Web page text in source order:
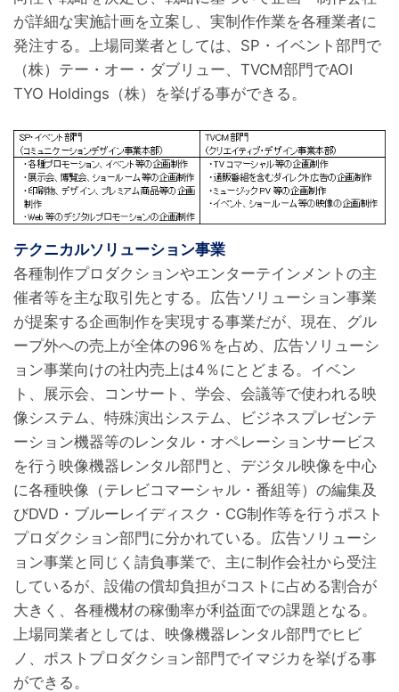
が詳細な実施計画を立案し、実制作作業を各種業者に
発注する。上場同業者としては、SP・イベント部門で
（株）テー・オー・ダブリュー、TVCM部門でAOI
TYO Holdings（株）を挙げる事ができる。
テクニカルソリューション事業
各種制作プロダクションやエンターテインメントの主
催者等を主な取引先とする。広告ソリューション事業
が提案する企画制作を実現する事業だが、現在、グル
ープ外への売上が全体の96％を占め、広告ソリューシ
ョン事業向けの社内売上は4％にとどまる。イベン
ト、展示会、コンサート、学会、会議等で使われる映
像システム、特殊演出システム、ビジネスプレゼンテ
ーション機器等のレンタル・オペレーションサービス
を行う映像機器レンタル部門と、デジタル映像を中心
に各種映像（テレビコマーシャル・番組等）の編集及
びDVD・ブルーレイディスク・CG制作等を行うポスト
プロダクション部門に分かれている。広告ソリューシ
ョン事業と同じく請負事業で、主に制作会社から受注
しているが、設備の償却負担がコストに占める割合が
大きく、各種機材の稼働率が利益面での課題となる。
上場同業者としては、映像機器レンタル部門でヒビ
ノ、ポストプロダクション部門でイマジカを挙げる事
ができる。